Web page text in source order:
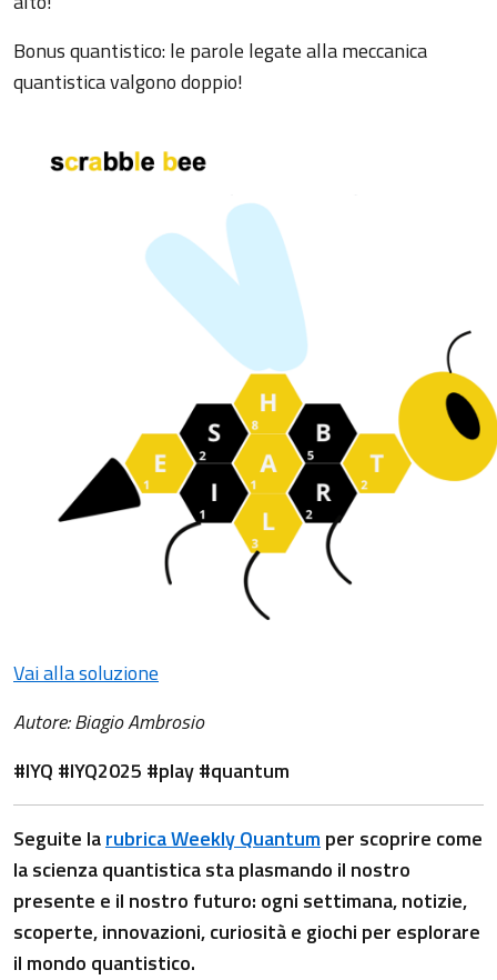
Bonus quantistico: le parole legate alla meccanica
quantistica valgono doppio!
Vai alla soluzione
Autore: Biagio Ambrosio
#IYQ #IYQ2025 #play #quantum
Seguite larubrica Weekly Quantum per scoprire come
la scienza quantistica sta plasmando il nostro
presente e il nostro futuro: ogni settimana, notizie,
scoperte, innovazioni, curiosità e giochi per esplorare
il mondo quantistico.